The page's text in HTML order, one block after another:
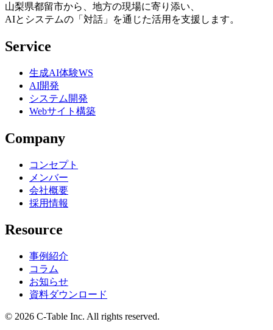
山梨県都留市から、地方の現場に寄り添い、
AIとシステムの「対話」を通じた活用を支援します。
Service
生成AI体験WS
AI開発
システム開発
Webサイト構築
Company
コンセプト
メンバー
会社概要
採用情報
Resource
事例紹介
コラム
お知らせ
資料ダウンロード
© 2026 C-Table Inc. All rights reserved.